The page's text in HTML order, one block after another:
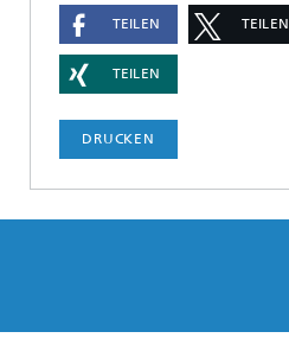
TEILEN TEILEN
TEILEN
DRUCKEN